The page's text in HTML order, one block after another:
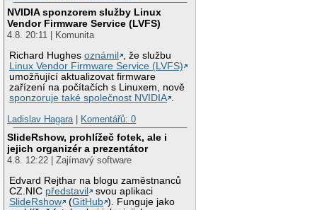
NVIDIA sponzorem služby Linux
Vendor Firmware Service (LVFS)
4.8. 20:11 | Komunita
Richard Hughesoznámil
, že službu
Linux Vendor Firmware Service (LVFS)
umožňující aktualizovat firmware
zařízení na počítačích s Linuxem, nově
sponzoruje také společnost NVIDIA .
Ladislav Hagara | Komentářů: 0
SlideRshow, prohlížeč fotek, ale i
jejich organizér a prezentátor
4.8. 12:22 | Zajímavý software
Edvard Rejthar na blogu zaměstnanců
CZ.NIC představil
svou aplikaci
SlideRshow
(GitHub ). Funguje jako